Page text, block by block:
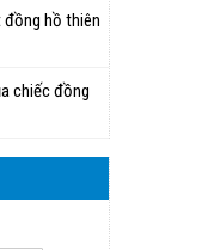
hồ thiên
chiếc đồng